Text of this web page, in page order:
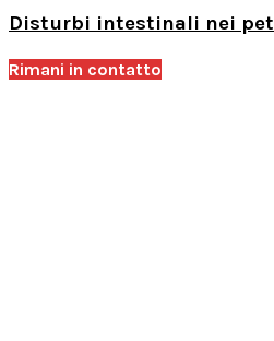
Disturbi intestinali nei pet
Rimani in contatto